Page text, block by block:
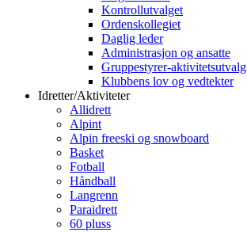
Kontrollutvalget
Ordenskollegiet
Daglig leder
Administrasjon og ansatte
Gruppestyrer-aktivitetsutvalg
Klubbens lov og vedtekter
Idretter/Aktiviteter
Allidrett
Alpint
Alpin freeski og snowboard
Basket
Fotball
Håndball
Langrenn
Paraidrett
60 pluss